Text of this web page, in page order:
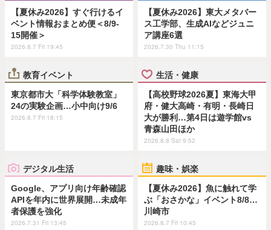
【夏休み2026】すぐ行けるイ
ベント情報おまとめ便＜8/9-
15開催＞
2026.8.7 Fri 19:45
【夏休み2026】東大メタバー
ス工学部、生成AIなどジュニ
ア講座6選
2026.7.30 Thu 11:15
教育イベント
東京都市大「科学体験教室」
24の実験企画…小中向け9/6
2026.8.7 Fri 18:15
生活・健康
【高校野球2026夏】東海大甲
府・健大高崎・有明・長崎日
大が勝利…第4日は遊学館vs
青森山田ほか
2026.8.8 Sat 9:52
デジタル生活
Google、アプリ向け年齢確認
APIを年内に世界展開…未成年
者保護を強化
2026.7.31 Fri 13:45
趣味・娯楽
【夏休み2026】魚に触れて学
ぶ「おさかな」イベント8/8…
川崎市
2026.8.7 Fri 10:45